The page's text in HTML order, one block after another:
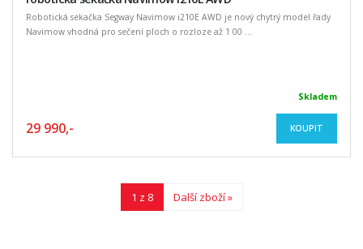
Robotická sekačka Segway Navimow i210E AWD je nový chytrý model řady
Navimow vhodná pro sečení ploch o rozloze až 1 00 ...
Skladem
29 990,- KOUPIT
1 z 8 Další zboží »